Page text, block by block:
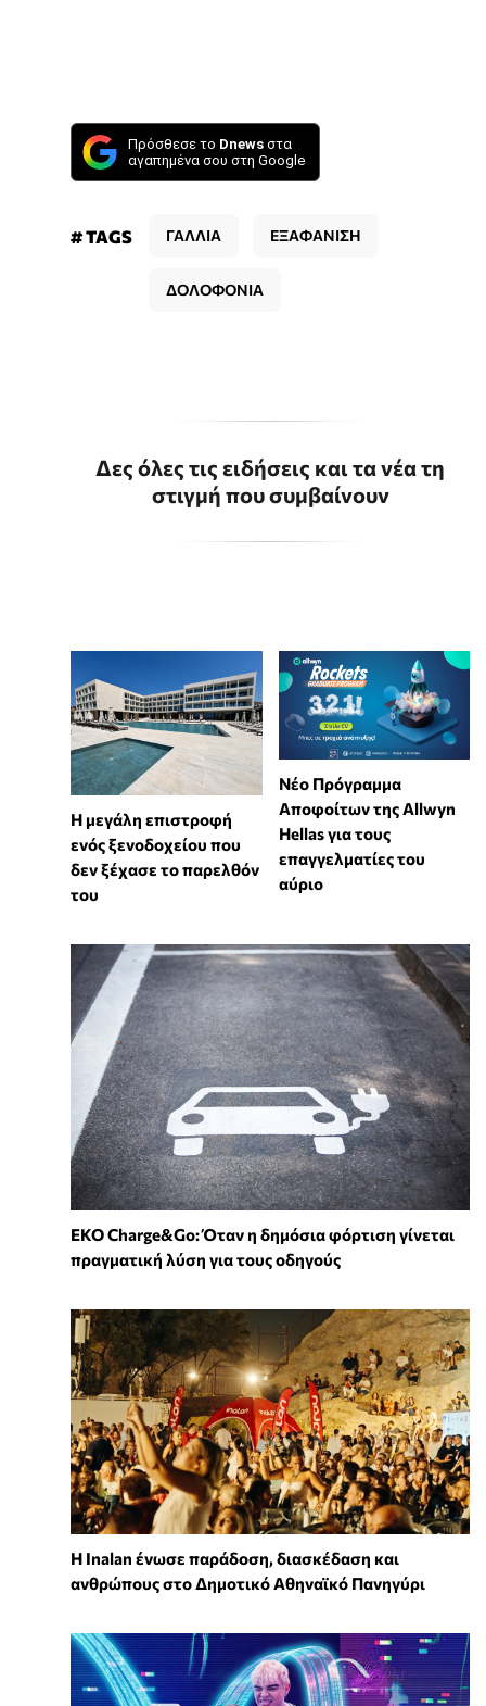
Πρόσθεσε το Dnews στα
αγαπημένα σου στη Google
# TAGS ΓΑΛΛΙΑ ΕΞΑΦΑΝΙΣΗ
ΔΟΛΟΦΟΝΙΑ
Δες όλες τις ειδήσεις και τα νέα τη
στιγμή που συμβαίνουν
Η μεγάλη επιστροφή
ενός ξενοδοχείου που
δεν ξέχασε το παρελθόν
του
Νέο Πρόγραμμα
Αποφοίτων της Allwyn
Hellas για τους
επαγγελματίες του
αύριο
EKO Charge&Go: Όταν η δημόσια φόρτιση γίνεται
πραγματική λύση για τους οδηγούς
Η Inalan ένωσε παράδοση, διασκέδαση και
ανθρώπους στο Δημοτικό Αθηναϊκό Πανηγύρι